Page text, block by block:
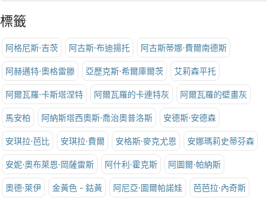
標籤
阿格尼斯·吉茨 阿古斯·布迪揚托 阿古斯蒂娜·費爾南德斯
阿赫邁特·奧格雷滕 亞歷克斯·希爾庫爾茨 艾莉森平托
阿爾瓦羅·卡斯塔涅特 阿爾瓦羅的卡連特灰 阿爾瓦羅的壁畫灰
馬安柏 阿納斯塔西奧斯·喬治奧普洛斯 安德斯·安德森
安琪拉·芭比 安琪拉·費爾 安格斯·麥克尤恩 安娜瑪莉史蒂芬森
安妮·奧布萊恩·岡薩雷斯 阿什利·霍克斯 阿圖爾·帕納斯
奧德·萊伊 金黃色 - 鈷黃 阿尼亞·圖爾帕諾娃 芭芭拉·內奇斯